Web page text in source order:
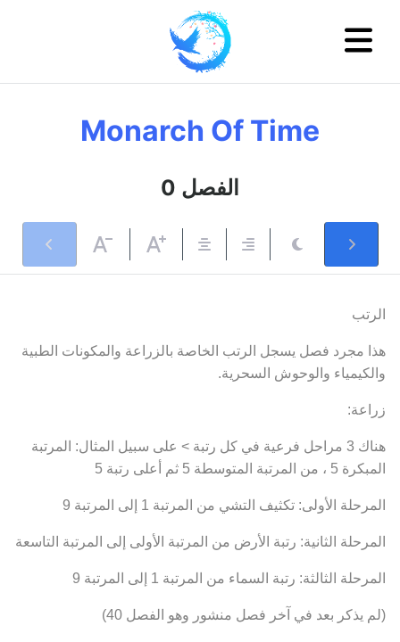
Monarch Of Time
0 الفصل
الرتب
هذا مجرد فصل يسجل الرتب الخاصة بالزراعة والمكونات الطبية
والكيمياء والوحوش السحرية.
زراعة:
هناك 3 مراحل فرعية في كل رتبة > على سبيل المثال: المرتبة
المبكرة 5 ، من المرتبة المتوسطة 5 ثم أعلى رتبة 5
المرحلة الأولى: تكثيف التشي من المرتبة 1 إلى المرتبة 9
المرحلة الثانية: رتبة الأرض من المرتبة الأولى إلى المرتبة التاسعة
المرحلة الثالثة: رتبة السماء من المرتبة 1 إلى المرتبة 9
(لم يذكر بعد في آخر فصل منشور وهو الفصل 40)